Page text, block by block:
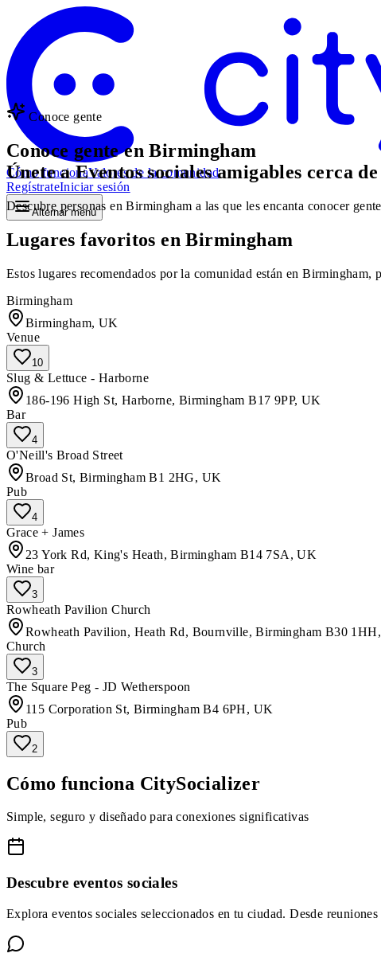
Cómo funcionaValores de la comunidad
RegístrateIniciar sesión
Alternar menú
Conoce gente
Conoce gente en Birmingham
Únete a Eventos sociales amigables cerca
Descubre personas en Birmingham a las que les encanta conocer
Lugares favoritos en Birmingham
Estos lugares recomendados por la comunidad están en
Birmingham
Birmingham, UK
Venue
10
Slug & Lettuce - Harborne
186-196 High St, Harborne, Birmingham B17 9PP, UK
Bar
4
O'Neill's Broad Street
Broad St, Birmingham B1 2HG, UK
Pub
4
Grace + James
23 York Rd, King's Heath, Birmingham B14 7SA, UK
Wine bar
3
Rowheath Pavilion Church
Rowheath Pavilion, Heath Rd, Bournville, Birmingham B30
Church
3
The Square Peg - JD Wetherspoon
115 Corporation St, Birmingham B4 6PH, UK
Pub
2
Cómo funciona CitySocializer
Simple, seguro y diseñado para conexiones significativas
Descubre eventos sociales
Explora eventos sociales seleccionados en tu ciudad. Desde